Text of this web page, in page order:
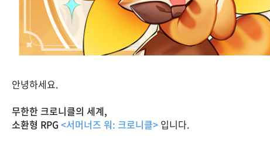
안녕하세요.
무한한 크로니클의 세계,
소환형 RPG <서머너즈 워: 크로니클> 입니다.